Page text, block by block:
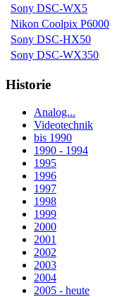
Sony DSC-WX5
Nikon Coolpix P6000
Sony DSC-HX50
Sony DSC-WX350
Historie
Analog...
Videotechnik
bis 1990
1990 - 1994
1995
1996
1997
1998
1999
2000
2001
2002
2003
2004
2005 - heute